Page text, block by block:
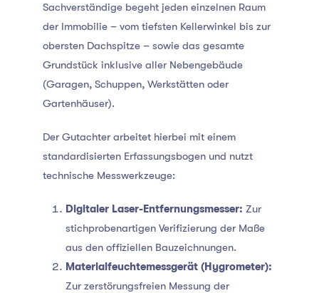
Sachverständige begeht jeden einzelnen Raum
der Immobilie – vom tiefsten Kellerwinkel bis zur
obersten Dachspitze – sowie das gesamte
Grundstück inklusive aller Nebengebäude
(Garagen, Schuppen, Werkstätten oder
Gartenhäuser).
Der Gutachter arbeitet hierbei mit einem
standardisierten Erfassungsbogen und nutzt
technische Messwerkzeuge:
Digitaler Laser-Entfernungsmesser: Zur
stichprobenartigen Verifizierung der Maße
aus den offiziellen Bauzeichnungen.
Materialfeuchtemessgerät (Hygrometer):
Zur zerstörungsfreien Messung der